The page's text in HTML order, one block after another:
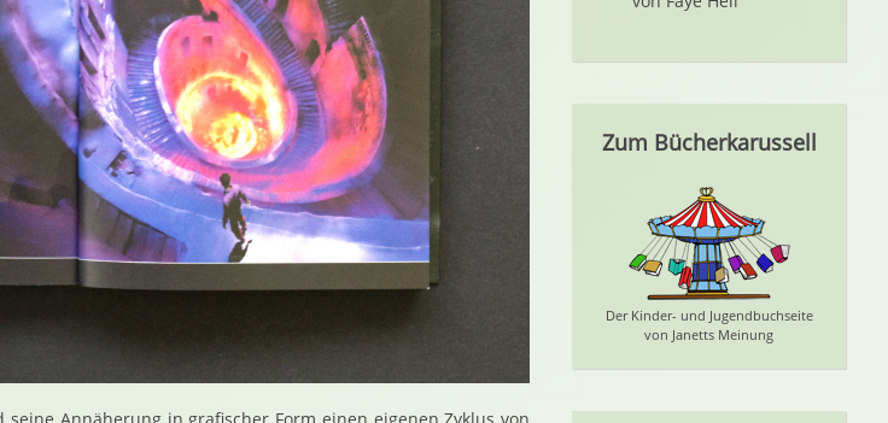
Zum Bücherkarussell
Der Kinder- und Jugendbuchseite
von Janetts Meinung